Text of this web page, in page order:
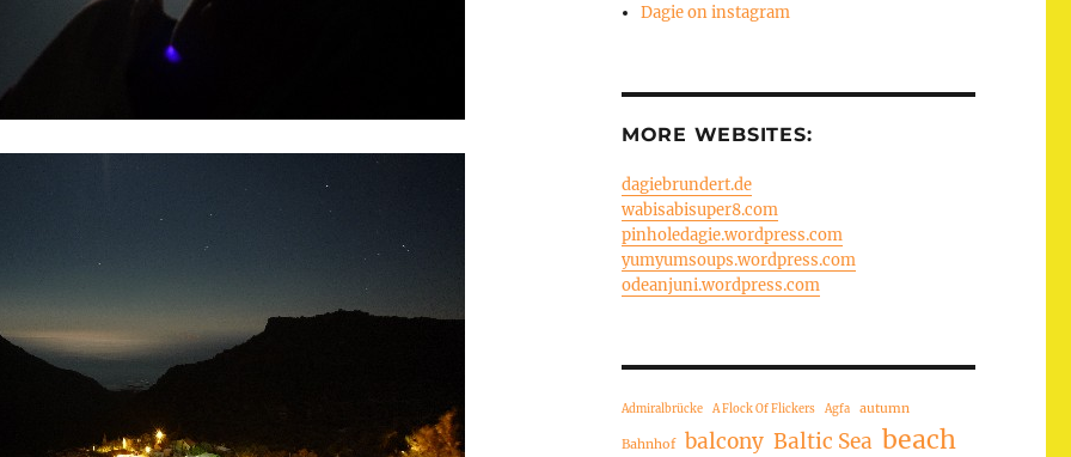
Dagie on instagram
MORE WEBSITES:
dagiebrundert.de
wabisabisuper8.com
pinholedagie.wordpress.com
yumyumsoups.wordpress.com
odeanjuni.wordpress.com
Admiralbrücke A Flock Of Flickers Agfa autumn
Bahnhof balcony Baltic Sea beach